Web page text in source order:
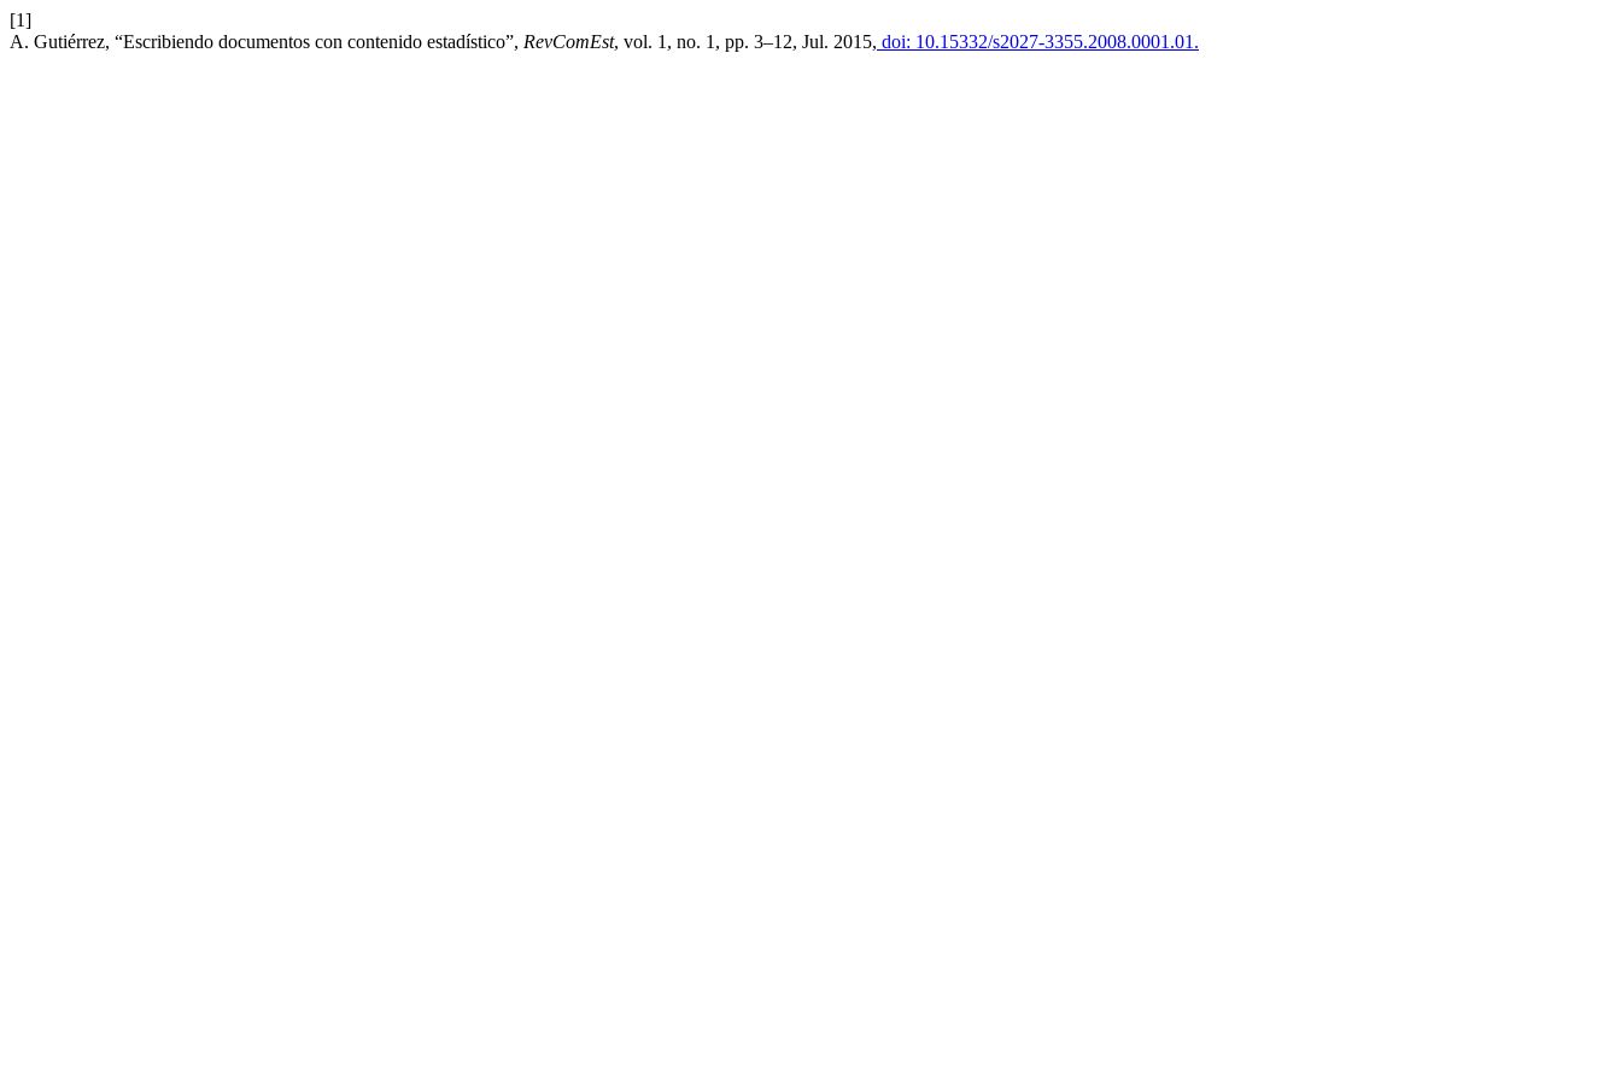
[1]
A. Gutiérrez, “Escribiendo documentos con contenido estadístico”, RevComEst, vol. 1, no. 1, pp. 3–12, Jul. 2015, doi: 10.15332/s2027-3355.2008.0001.01.